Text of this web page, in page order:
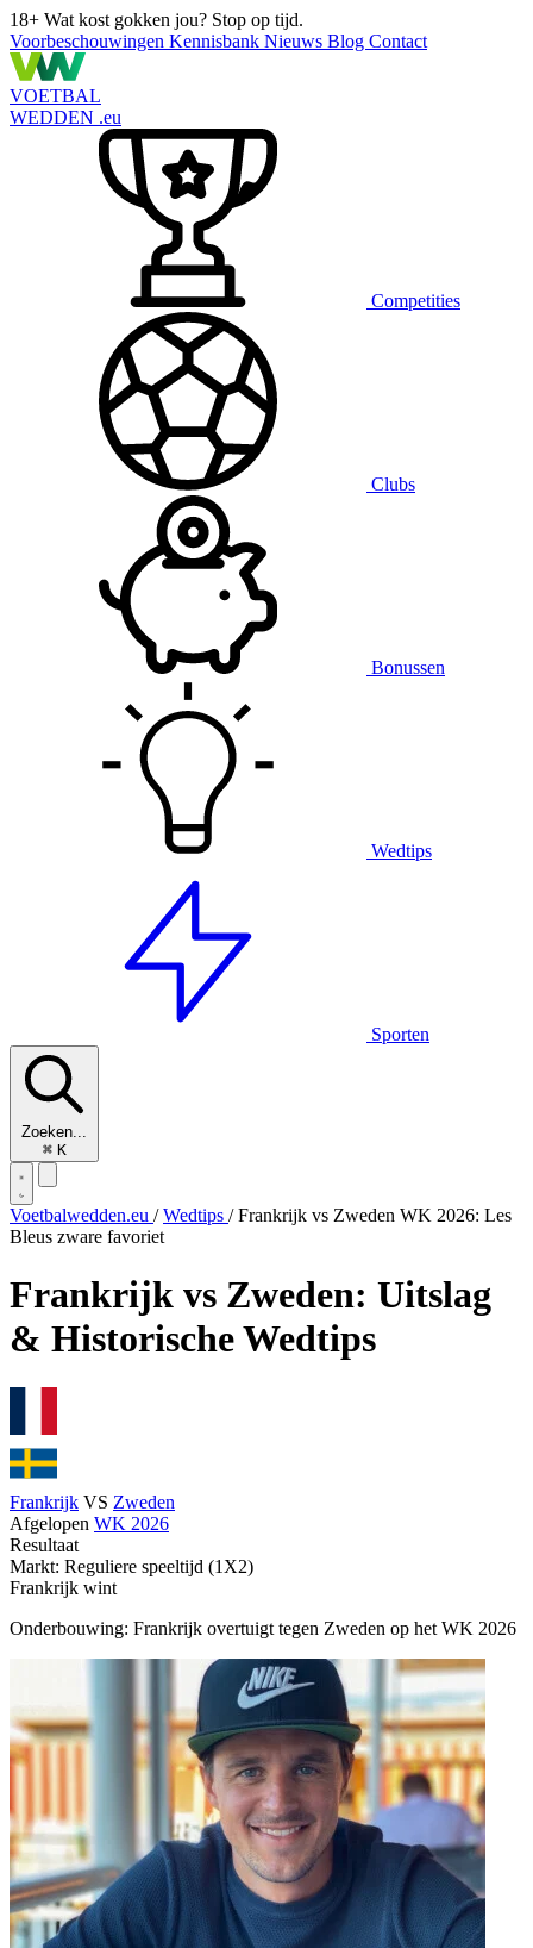
18+ Wat kost gokken jou? Stop op tijd.
Voorbeschouwingen Kennisbank Nieuws Blog Contact
VOETBAL
WEDDEN .eu
Competities
Clubs
Bonussen
Wedtips
Sporten
Zoeken...
⌘ K
Voetbalwedden.eu / Wedtips / Frankrijk vs Zweden WK 2026: Les
Bleus zware favoriet
Frankrijk vs Zweden: Uitslag
& Historische Wedtips
Frankrijk VS Zweden
Afgelopen WK 2026
Resultaat
Markt: Reguliere speeltijd (1X2)
Frankrijk wint
Onderbouwing: Frankrijk overtuigt tegen Zweden op het WK 2026